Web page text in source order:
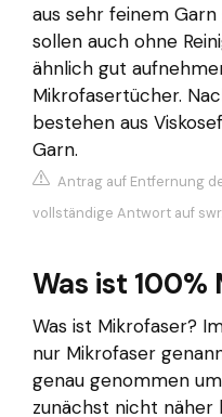
aus sehr feinem
sollen auch ohne
ähnlich gut
Mikrofasertücher.
bestehen aus
Garn.
Antrag auf Entfernung
vollständige Antwort auf
Was ist 100%
Was ist Mikrofaser?
nur Mikrofaser
genau genommen
zunächst nicht näher